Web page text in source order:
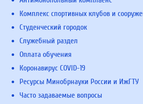
Комплекс спортивных клубов и
Студенческий городок
Служебный раздел
Оплата обучения
Коронавирус COVID-19
Ресурсы Минобрнауки России и ИжГТУ
Часто задаваемые вопросы